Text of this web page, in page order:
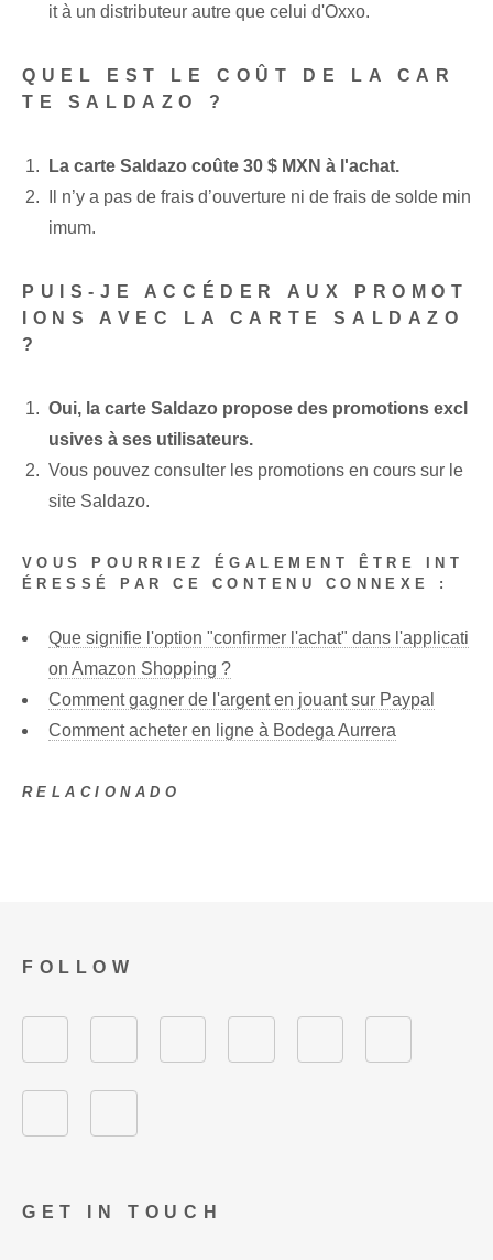
it à un distributeur autre que celui d'Oxxo.
QUEL EST LE COÛT DE LA CAR
TE SALDAZO ?
La carte Saldazo coûte 30 $ MXN à l'achat.
Il n’y a pas de frais d’ouverture ni de frais de solde min
imum.
PUIS-JE ACCÉDER AUX PROMOT
IONS AVEC LA CARTE SALDAZO
?
Oui, la carte Saldazo propose des promotions excl
usives à ses utilisateurs.
Vous pouvez consulter les promotions en cours sur le
site Saldazo.
VOUS POURRIEZ ÉGALEMENT ÊTRE INT
ÉRESSÉ PAR CE CONTENU CONNEXE :
Que signifie l'option "confirmer l'achat" dans l'applicati
on Amazon Shopping ?
Comment gagner de l'argent en jouant sur Paypal
Comment acheter en ligne à Bodega Aurrera
RELACIONADO
GET IN TOUCH
FOLLOW